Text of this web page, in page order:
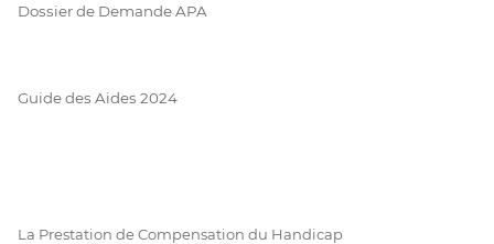
Dossier de Demande APA
Guide des Aides 2024
La Prestation de Compensation du Handicap